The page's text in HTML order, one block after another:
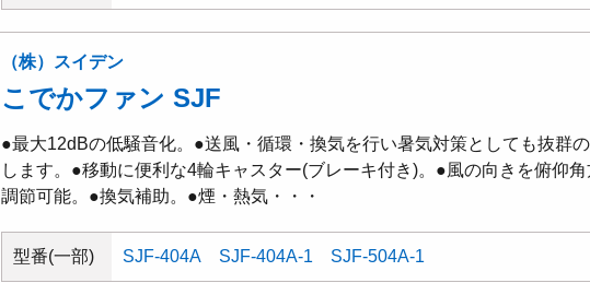
（株）スイデン
こでかファン SJF
●最大12dBの低騒音化。●送風・循環・換気を行い暑気対策としても抜群
します。●移動に便利な4輪キャスター(ブレーキ付き)。●風の向きを俯仰
調節可能。●換気補助。●煙・熱気・・・
型番(一部) SJF-404A SJF-404A-1 SJF-504A-1